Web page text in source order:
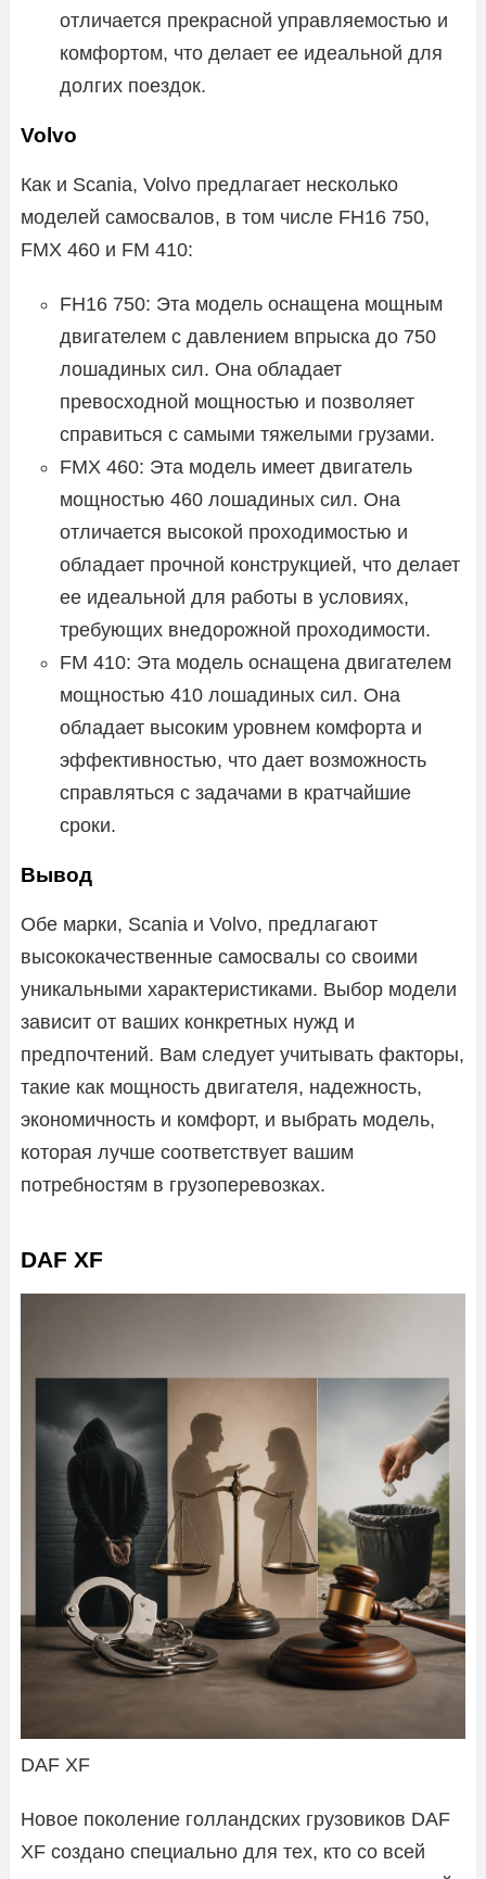
отличается прекрасной управляемостью и
комфортом, что делает ее идеальной для
долгих поездок.
Volvo
Как и Scania, Volvo предлагает несколько
моделей самосвалов, в том числе FH16 750,
FMX 460 и FM 410:
FH16 750: Эта модель оснащена мощным
двигателем с давлением впрыска до 750
лошадиных сил. Она обладает
превосходной мощностью и позволяет
справиться с самыми тяжелыми грузами.
FMX 460: Эта модель имеет двигатель
мощностью 460 лошадиных сил. Она
отличается высокой проходимостью и
обладает прочной конструкцией, что делает
ее идеальной для работы в условиях,
требующих внедорожной проходимости.
FM 410: Эта модель оснащена двигателем
мощностью 410 лошадиных сил. Она
обладает высоким уровнем комфорта и
эффективностью, что дает возможность
справляться с задачами в кратчайшие
сроки.
Вывод
Обе марки, Scania и Volvo, предлагают
высококачественные самосвалы со своими
уникальными характеристиками. Выбор модели
зависит от ваших конкретных нужд и
предпочтений. Вам следует учитывать факторы,
такие как мощность двигателя, надежность,
экономичность и комфорт, и выбрать модель,
которая лучше соответствует вашим
потребностям в грузоперевозках.
DAF XF
DAF XF
Новое поколение голландских грузовиков DAF
XF создано специально для тех, кто со всей